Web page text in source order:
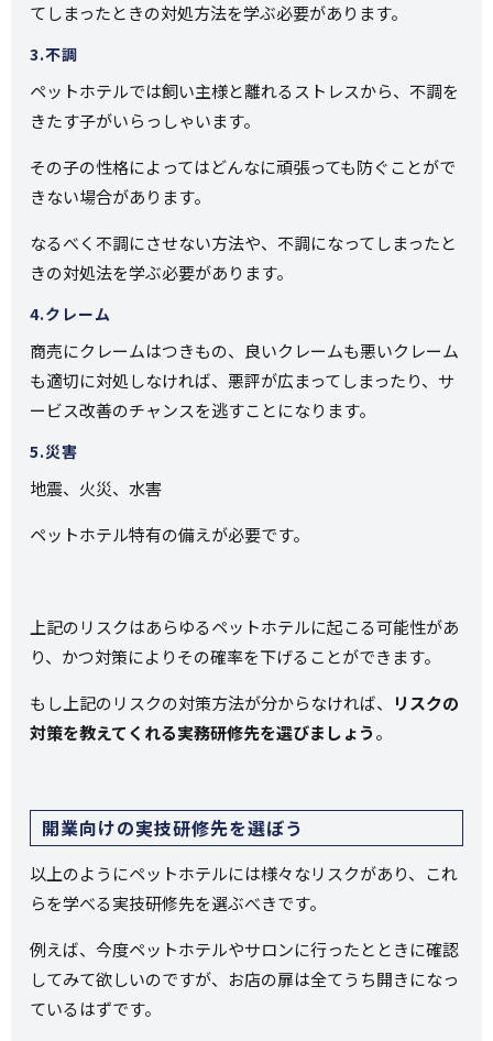
てしまったときの対処方法を学ぶ必要があります。
3.不調
ペットホテルでは飼い主様と離れるストレスから、不調を
きたす子がいらっしゃいます。
その子の性格によってはどんなに頑張っても防ぐことがで
きない場合があります。
なるべく不調にさせない方法や、不調になってしまったと
きの対処法を学ぶ必要があります。
4.クレーム
商売にクレームはつきもの、良いクレームも悪いクレーム
も適切に対処しなければ、悪評が広まってしまったり、サ
ービス改善のチャンスを逃すことになります。
5.災害
地震、火災、水害
ペットホテル特有の備えが必要です。
上記のリスクはあらゆるペットホテルに起こる可能性があ
り、かつ対策によりその確率を下げることができます。
もし上記のリスクの対策方法が分からなければ、
リスクの
対策を教えてくれる実務研修先を選びましょう。
開業向けの実技研修先を選ぼう
以上のようにペットホテルには様々なリスクがあり、これ
らを学べる実技研修先を選ぶべきです。
例えば、今度ペットホテルやサロンに行ったとときに確認
してみて欲しいのですが、お店の扉は全てうち開きになっ
ているはずです。